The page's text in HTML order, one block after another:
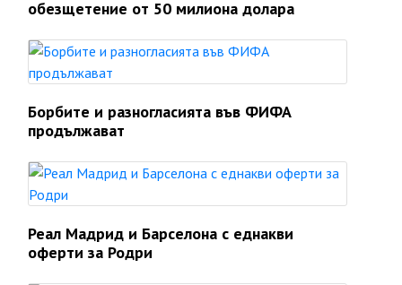
обезщетение от 50 милиона долара
Борбите и разногласията във ФИФА
продължават
Реал Мадрид и Барселона с еднакви
оферти за Родри